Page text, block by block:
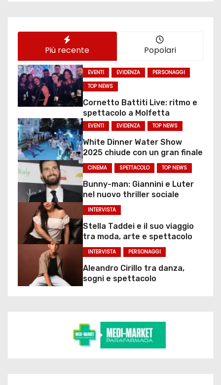
Più recente Popolari
EVENTI EVIDENZA
PERSONAGGI
TOP NEWS
Cornetto Battiti Live: ritmo e
spettacolo a Molfetta
EVENTI EVIDENZA TOP NEWS
White Dinner Water Show
2025 chiude con un gran finale
CINEMA SPETTACOLO TOP NEWS
Bunny-man: Giannini e Luter
nel nuovo thriller sociale
INTERVISTA
Stella Taddei e il suo viaggio
tra moda, arte e spettacolo
INTERVISTA PERSONAGGI
Aleandro Cirillo tra danza,
sogni e spettacolo